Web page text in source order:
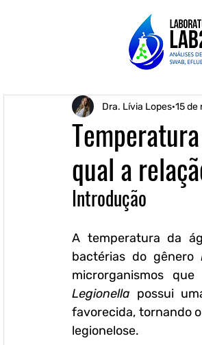
qual a
Dra. Lívia Lopes 15 de
Introdução
A temperatura da
bactérias do gênero
Legionella possui
favorecida, tornando
legionelose.